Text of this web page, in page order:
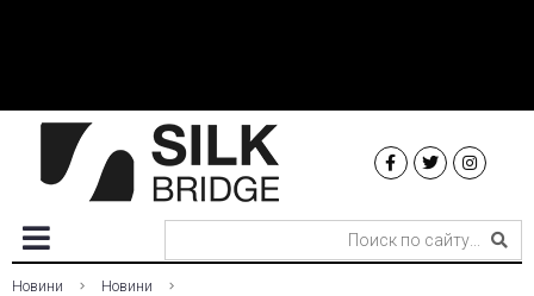
Новини
Новини